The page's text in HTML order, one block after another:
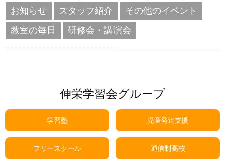
お知らせ
スタッフ紹介
その他のイベント
教室の毎日
研修会・講演会
伸栄学習会グループ
学習塾 児童発達支援
フリースクール 通信制高校